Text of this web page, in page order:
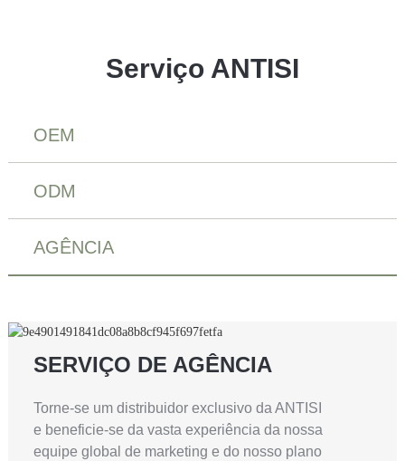
Serviço ANTISI
OEM
ODM
AGÊNCIA
SERVIÇO DE AGÊNCIA
Torne-se um distribuidor exclusivo da ANTISI
e beneficie-se da vasta experiência da nossa
equipe global de marketing e do nosso plano